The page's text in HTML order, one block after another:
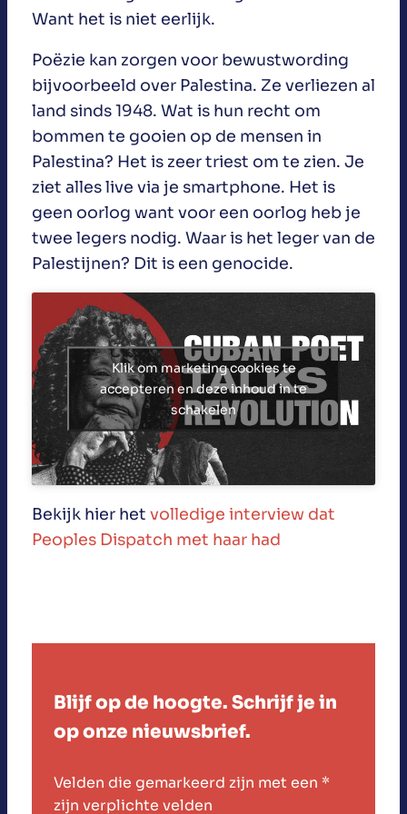
Want het is niet eerlijk.
Poëzie kan zorgen voor bewustwording
bijvoorbeeld over Palestina. Ze verliezen al
land sinds 1948. Wat is hun recht om
bommen te gooien op de mensen in
Palestina? Het is zeer triest om te zien. Je
ziet alles live via je smartphone. Het is
geen oorlog want voor een oorlog heb je
twee legers nodig. Waar is het leger van de
Palestijnen? Dit is een genocide.
Klik om marketing cookies te
accepteren en deze inhoud in te
schakelen
Bekijk hier het volledige interview dat
Peoples Dispatch met haar had
Blijf op de hoogte. Schrijf je in
op onze nieuwsbrief.
Velden die gemarkeerd zijn met een *
zijn verplichte velden